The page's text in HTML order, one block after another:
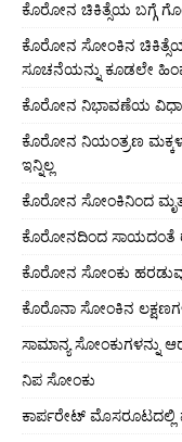
ಕೊರೋನ ಚಿಕಿತ್ಸೆಯ ಬಗ್ಗೆ
ಕೊರೋನ ಸೋಂಕಿನ ಚಿಕಿತ್ಸೆಯ
ಸೂಚನೆಯನ್ನು ಕೂಡಲೇ
ಕೊರೋನ ನಿಭಾವಣೆಯ
ಕೊರೋನ ನಿಯಂತ್ರಣ ಮಕ್ಕಳ
ಇನ್ನಿಲ್ಲ
ಕೊರೋನ ಸೋಂಕಿನಿಂದ
ಕೊರೋನದಿಂದ ಸಾಯದಂತೆ
ಕೊರೋನ ಸೋಂಕು
ಕೊರೊನಾ ಸೋಂಕಿನ
ಸಾಮಾನ್ಯ ಸೋಂಕುಗಳನ್ನು
ನಿಪ ಸೋಂಕು
ಕಾರ್ಪರೇಟ್ ಮೊಸರೂಟದಲ್ಲಿ